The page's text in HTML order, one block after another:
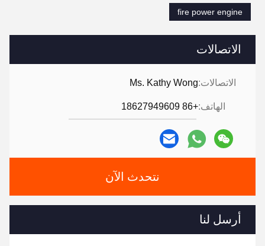
الاتصالات
الاتصالات:Ms. Kathy Wong
الهاتف:+86 18627949609
نتحدث الآن
أرسل لنا
fire power engine